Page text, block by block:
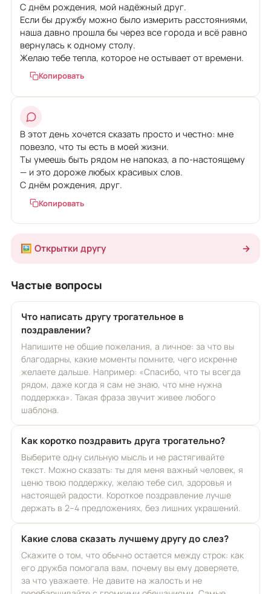
С днём рождения, мой надёжный друг.
Если бы дружбу можно было измерить расстояниями,
наша давно прошла бы через все города и всё равно
вернулась к одному столу.
Желаю тебе тепла, которое не остывает от времени.
Копировать
В этот день хочется сказать просто и честно: мне
повезло, что ты есть в моей жизни.
Ты умеешь быть рядом не напоказ, а по-настоящему
— и это дороже любых красивых слов.
С днём рождения, друг.
Копировать
🖼️ Открытки другу →
Частые вопросы
Что написать другу трогательное в
поздравлении?
Напишите не общие пожелания, а личное: за что вы
благодарны, какие моменты помните, чего искренне
желаете дальше. Например: «Спасибо, что ты всегда
рядом, даже когда я сам не знаю, что мне нужна
поддержка». Такая фраза звучит живее любого
шаблона.
Как коротко поздравить друга трогательно?
Выберите одну сильную мысль и не растягивайте
текст. Можно сказать: ты для меня важный человек, я
ценю твою поддержку, желаю тебе сил, здоровья и
настоящей радости. Короткое поздравление лучше
держать в 2–4 предложениях, без лишних украшений.
Какие слова сказать лучшему другу до слез?
Скажите о том, что обычно остается между строк: как
его дружба помогала вам, почему вы ему доверяете,
за что уважаете. Не давите на жалость и не